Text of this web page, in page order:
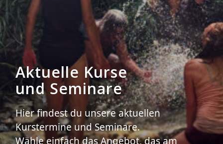
Aktuelle Kurse
und Seminare
Hier findest du unsere aktuellen
Kurstermine und Seminare.
Wähle einfach das Angebot, das am